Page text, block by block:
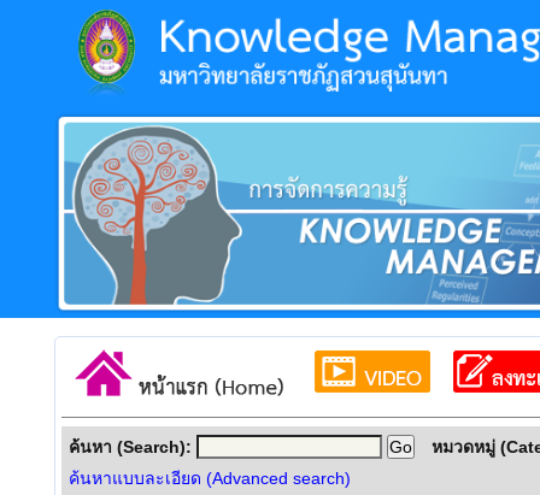
ค้นหา (Search):
ค้นหาแบบละเอียด (Advanced search)
หมวดหมู่